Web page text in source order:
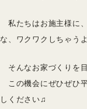
私たちはお施主様に
な、ワクワクしちゃうよ
そんなお家づくりを
この機会にぜひぜひ
しください♫